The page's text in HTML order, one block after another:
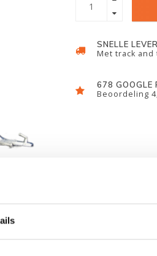
SNELLE
Met track and
678 GOOGLE
Beoordeling